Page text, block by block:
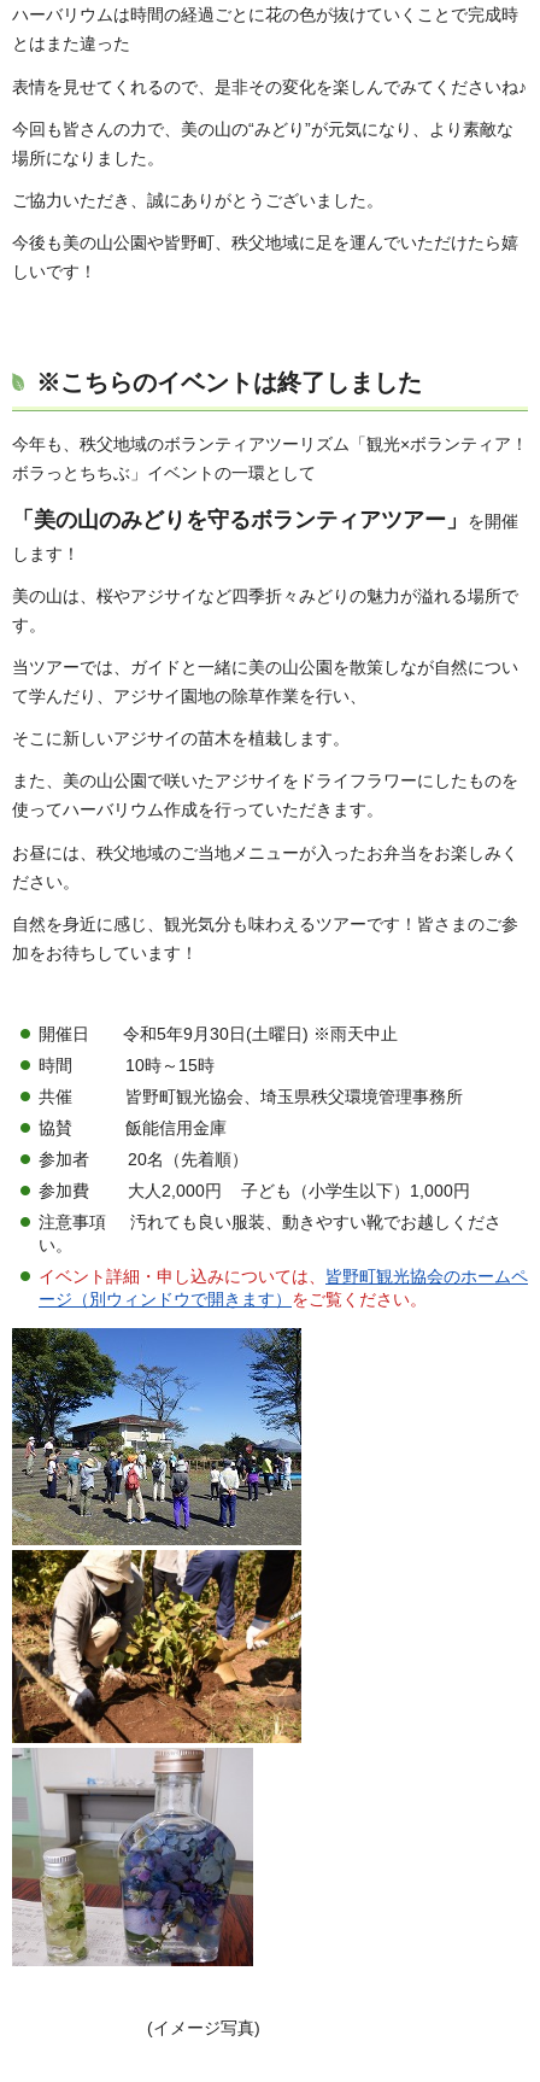
ハーバリウムは時間の経過ごとに花の色が抜けていくことで完成時
とはまた違った
表情を見せてくれるので、是非その変化を楽しんでみてくださいね♪
今回も皆さんの力で、美の山の“みどり”が元気になり、より素敵な
場所になりました。
ご協力いただき、誠にありがとうございました。
今後も美の山公園や皆野町、秩父地域に足を運んでいただけたら嬉
しいです！
※こちらのイベントは終了しました
今年も、秩父地域のボランティアツーリズム「観光×ボランティア！
ボラっとちちぶ」イベントの一環として
「美の山のみどりを守るボランティアツアー」
を開催
します！
美の山は、桜やアジサイなど四季折々みどりの魅力が溢れる場所で
す。
当ツアーでは、ガイドと一緒に美の山公園を散策しなが自然につい
て学んだり、アジサイ園地の除草作業を行い、
そこに新しいアジサイの苗木を植栽します。
また、美の山公園で咲いたアジサイをドライフラワーにしたものを
使ってハーバリウム作成を行っていただきます。
お昼には、秩父地域のご当地メニューが入ったお弁当をお楽しみく
ださい。
自然を身近に感じ、観光気分も味わえるツアーです！皆さまのご参
加をお待ちしています！
開催日 令和5年9月30日(土曜日) ※雨天中止
時間 10時～15時
共催 皆野町観光協会、埼玉県秩父環境管理事務所
協賛 飯能信用金庫
参加者 20名（先着順）
参加費 大人2,000円 子ども（小学生以下）1,000円
注意事項 汚れても良い服装、動きやすい靴でお越しくださ
い。
イベント詳細・申し込みについては、 皆野町観光協会のホームペ
ージ（別ウィンドウで開きます） をご覧ください。
(イメージ写真)